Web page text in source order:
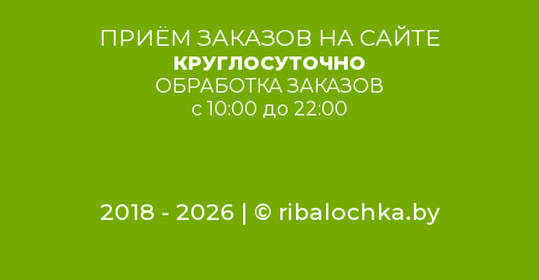
ПРИЁМ ЗАКАЗОВ НА САЙТЕ
КРУГЛОСУТОЧНО
ОБРАБОТКА ЗАКАЗОВ
с 10:00 до 22:00
2018 - 2026 | © ribalochka.by